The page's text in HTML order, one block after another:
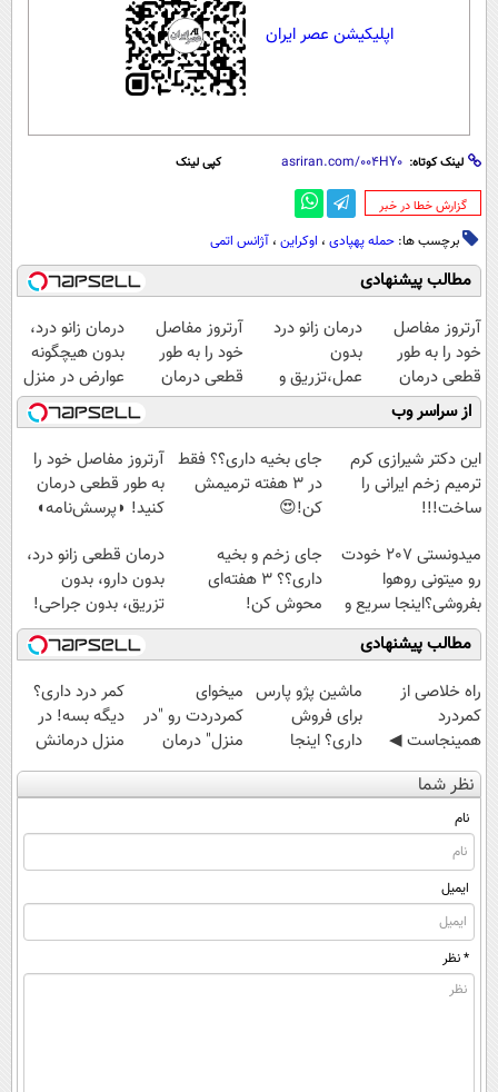
اپلیکیشن عصر ایران
لینک کوتاه: کپی لینک
‌گزارش خطا در خبر
برچسب ها: حمله پهپادی ، اوکراین ، آژانس اتمی
مطالب پیشنهادی
آرتروز مفاصل
خود را به طور
قطعی درمان
کنید!
◂پرسش‌نامه▸
درمان زانو درد
بدون
عمل،تزریق و
دارو
(◂پرسش‌نامه)
آرتروز مفاصل
خود را به طور
قطعی درمان
کنید!
◗پرسش‌نامه◖
درمان زانو درد،
بدون هیچگونه
عوارض در منزل
(◂پرسش‌نامه)
از سراسر وب
این دکتر شیرازی کرم
ترمیم زخم ایرانی را
ساخت!!!
جای بخیه داری؟؟ فقط
در 3 هفته ترمیمش
کن!😍
آرتروز مفاصل خود را
به طور قطعی درمان
کنید! ◗پرسش‌نامه◖
میدونستی 207 خودت
رو میتونی روهوا
بفروشی؟اینجا سریع و
راحت بفروش
جای زخم و بخیه
داری؟؟ 3 هفته‌ای
محوش کن!
درمان قطعی زانو درد،
بدون دارو، بدون
تزریق، بدون جراحی!
(پرسش‌نامه)
مطالب پیشنهادی
‌راه خلاصی از
کمردرد
همینجاست ◀
فقط کافیه فرم
رو پر کنی!
ماشین پژو پارس
برای فروش
داری؟ اینجا
سریع بفروشش
میخوای
کمردردت رو "در
منزل" درمان
کنی؟ (◂فیلم +
◂پرسش‌نامه)
کمر درد داری؟
دیگه بسه! در
منزل درمانش
کن
(◀پرسش‌نامه)
نظر شما
نام
ایمیل
* نظر